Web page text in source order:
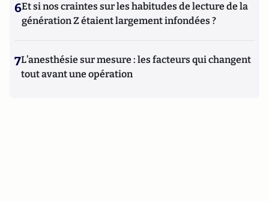
6Et si nos craintes sur les habitudes de lecture de la
génération Z étaient largement infondées ?
7L’anesthésie sur mesure : les facteurs qui changent
tout avant une opération